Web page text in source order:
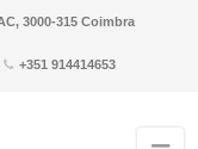
3000-315 Coimbra
+351 914414653